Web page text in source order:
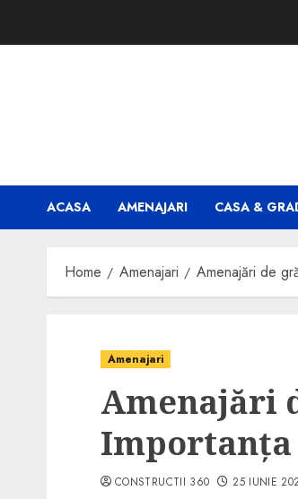
ACASA AMENAJARI CASA &
Home Amenajari Amenajări de
Amenajari
Amenajări
CONSTRUCTII 360 25 IUNIE